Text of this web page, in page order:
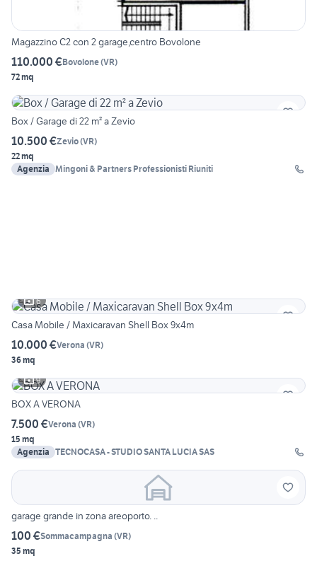
Magazzino C2 con 2 garage,centro Bovolone
110.000 €Bovolone(VR)
72 mq
Box / Garage di 22 m² a Zevio
10.500 €Zevio(VR)
22 mq
Agenzia Mingoni & Partners Professionisti Riuniti
6
Casa Mobile / Maxicaravan Shell Box 9x4m
10.000 €Verona (VR)
36 mq
9
BOX A VERONA
7.500 €Verona (VR)
15 mq
Agenzia TECNOCASA - STUDIO SANTA LUCIA SAS
garage grande in zona areoporto. ..
100 €Sommacampagna (VR)
35 mq